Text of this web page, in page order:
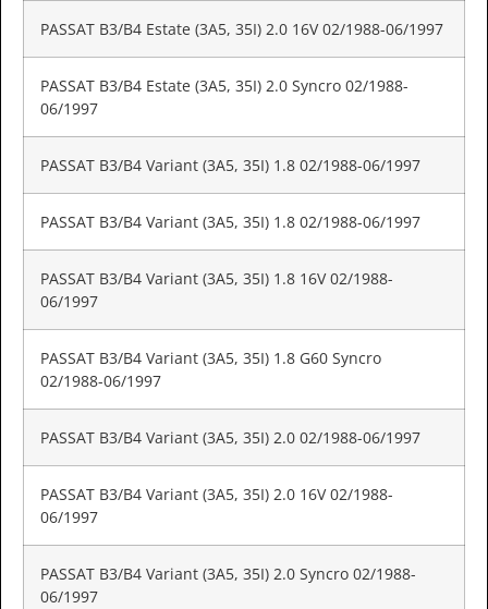
PASSAT B3/B4 Estate (3A5, 35I) 2.0 16V 02/1988-06/1997
PASSAT B3/B4 Estate (3A5, 35I) 2.0 Syncro 02/1988-
06/1997
PASSAT B3/B4 Variant (3A5, 35I) 1.8 02/1988-06/1997
PASSAT B3/B4 Variant (3A5, 35I) 1.8 02/1988-06/1997
PASSAT B3/B4 Variant (3A5, 35I) 1.8 16V 02/1988-
06/1997
PASSAT B3/B4 Variant (3A5, 35I) 1.8 G60 Syncro
02/1988-06/1997
PASSAT B3/B4 Variant (3A5, 35I) 2.0 02/1988-06/1997
PASSAT B3/B4 Variant (3A5, 35I) 2.0 16V 02/1988-
06/1997
PASSAT B3/B4 Variant (3A5, 35I) 2.0 Syncro 02/1988-
06/1997